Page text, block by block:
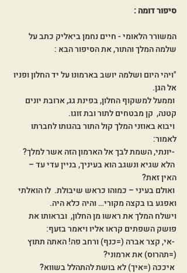
סיפור דומה :
המשורר הלאומי - חיים נחמן ביאליק כתב על
שלמה המלך והתור, את הסיפור הבא :
"ויהי היום ושלמה יושב בארמונו על יד החלון ופניו
אל הגן.
וממעל למשקוף החלון, בפינת גג, ארובת יונים
קטנה,  קן מבטחים לתור ובת זוגו.
ויבוא באוזני המלך קול התור בהגותו לחברתו
לאמור:
הלא שגיא ונשגב הוא בעיניך, בניין עדי עד –
האין זאת?
ואולם בעיני – כמוהו כראש שיבולת.  לו הואלתי
ואפגע בו בקצה מקורי… והיה כלא היה.
וישלח המלך את ראשו מן החלון,  ובראותו את
פושק השפתים קראו אליו ויאמר בזעף:
-אי, קצר אברה (=כנף) ורחב פה! האתה תתוץ
(=תהרוס) את ארמוני?